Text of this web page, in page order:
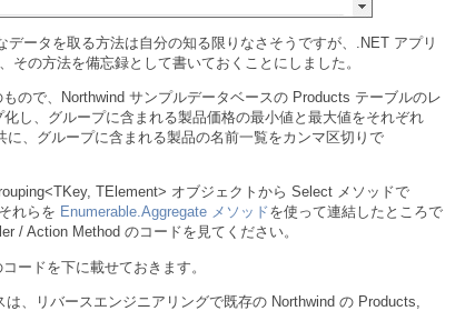
ータを取る方法は自分の知る限りなさそうですが、.NET アプリ
その方法を備忘録として書いておくことにしました。
ので、Northwind サンプルデータベースの Products テーブルのレ
し、グループに含まれる製品価格の最小値と最大値をそれぞれ
、グループに含まれる製品の名前一覧をカンマ区切りで
TElement> オブジェクトから Select メソッドで
れらを Enumerable.Aggregate メソッドを使って連結したところで
/ Action Method のコードを見てください。
ードを下に載せておきます。
、リバースエンジニアリングで既存の Northwind の Products,